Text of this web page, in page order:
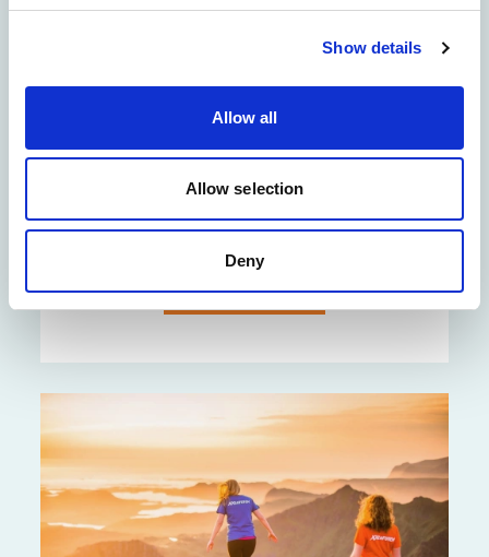
Show details
Allow all
Allow selection
Deny
Lofoten fototur – 4 timer
4-timers fototur med lokal naturfotograf.
10+ Lett 4t
BESTILL NÅ